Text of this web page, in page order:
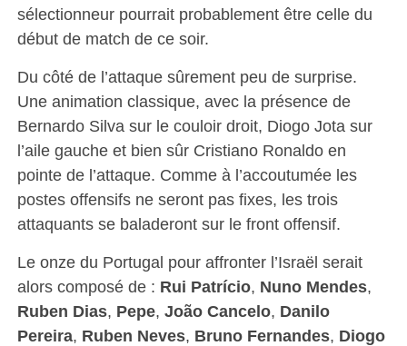
sélectionneur pourrait probablement être celle du
début de match de ce soir.
Du côté de l’attaque sûrement peu de surprise.
Une animation classique, avec la présence de
Bernardo Silva sur le couloir droit, Diogo Jota sur
l’aile gauche et bien sûr Cristiano Ronaldo en
pointe de l’attaque. Comme à l’accoutumée les
postes offensifs ne seront pas fixes, les trois
attaquants se baladeront sur le front offensif.
Le onze du Portugal pour affronter l’Israël serait
alors composé de : Rui Patrício, Nuno Mendes,
Ruben Dias, Pepe, João Cancelo, Danilo
Pereira, Ruben Neves, Bruno Fernandes, Diogo